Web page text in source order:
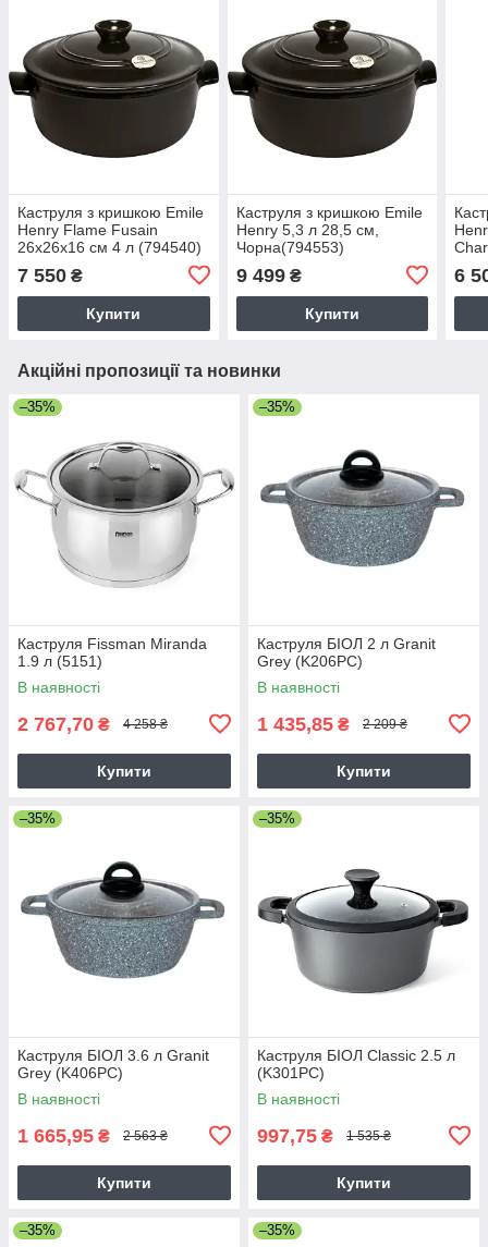
Каструля з кришкою Emile
Henry Flame Fusain
26x26x16 см 4 л (794540)
7 550 ₴
Купити
Каструля з кришкою Emile
Henry 5,3 л 28,5 см,
Чорна(794553)
9 499₴
Купити
6
Акційні пропозиції та новинки
–35%
Каструля Fissman Miranda
1.9 л (5151)
В наявності
2 767,70 ₴ 4 258 ₴
Купити
–35%
Каструля БІОЛ 2 л Granit
Grey (K206PC)
В наявності
1 435,85 ₴ 2 209 ₴
Купити
–35%
Каструля БІОЛ 3.6 л Granit
Grey (K406PC)
В наявності
1 665,95 ₴ 2 563 ₴
Купити
–35%
Каструля БІОЛ Classic 2.5 л
(K301PC)
В наявності
997,75 ₴ 1 535 ₴
Купити
–35% –35%